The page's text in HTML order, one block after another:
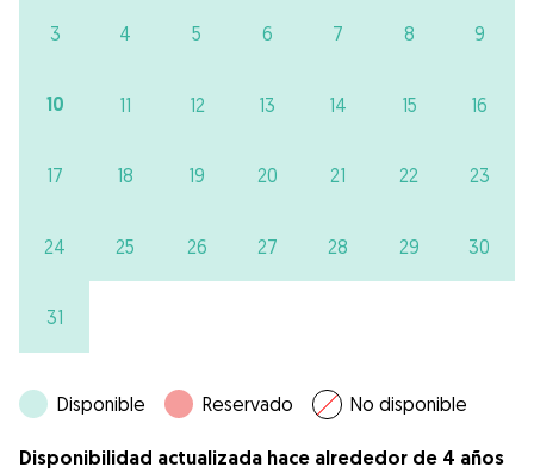
3 4 5 6 7 8 9
10 11 12 13 14 15 16
17 18 19 20 21 22 23
24 25 26 27 28 29 30
31
Disponible Reservado No disponible
Disponibilidad actualizada hace alrededor de 4 años